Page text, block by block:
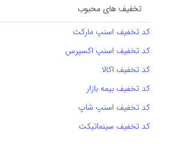
تخفیف های محبوب
کد تخفیف اسنپ مارکت
کد تخفیف اسنپ اکسپرس
کد تخفیف اکالا
کد تخفیف بیمه بازار
کد تخفیف اسنپ شاپ
کد تخفیف سینماتیکت